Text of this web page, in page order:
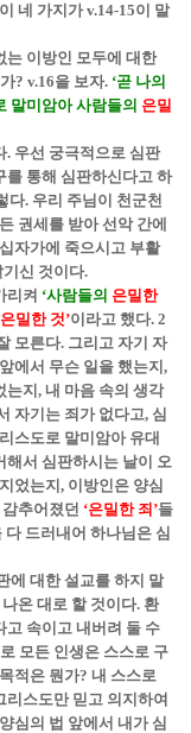
네 가지가 v.14-15이 말
는 이방인 모두에 대한
? v.16을 보자. ‘곧 나의
말미암아 사람들의 은밀
. 우선 궁극적으로 심판
를 통해 심판하신다고 하
다. 우리 주님이 천군천
권세를 받아 선악 간에
자가에 죽으시고 부활
신 것이다.
리켜 ‘사람들의 은밀한
은밀한 것’이라고 했다. 2
모른다. 그리고 자기 자
에서 무슨 일을 했는지,
지, 내 마음 속의 생각
자기는 죄가 없다고, 심
스도로 말미암아 유대
해서 심판하시는 날이 오
었는지, 이방인은 양심
추어졌던 ‘은밀한 죄’들
드러내어 하나님은 심
에 대한 설교를 하지 말
온 대로 할 것이다. 환
고 속이고 내버려 둘 수
모든 인생은 스스로 구
적은 뭔가? 내 스스로
스도만 믿고 의지하여
심의 법 앞에서 내가 심